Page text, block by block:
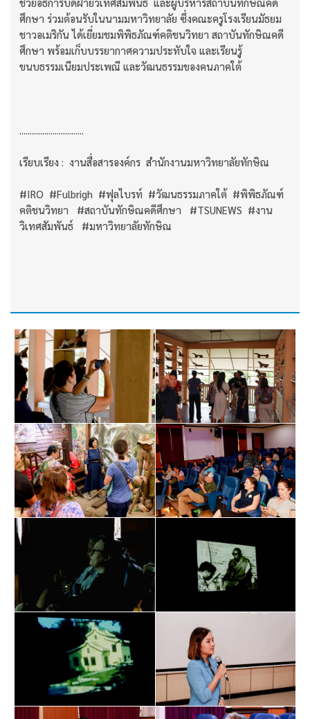
ช่วยอธิการบดีฝ่ายวิเทศสัมพันธ์ และผู้บริหารสถาบันทักษิณคดี
ศึกษา ร่วมต้อนรับในนามมหาวิทยาลัย ซึ่งคณะครูโรงเรียนมัธยม
ชาวอเมริกัน ได้เยี่ยมชมพิพิธภัณฑ์คติชนวิทยา สถาบันทักษิณคดี
ศึกษา พร้อมเก็บบรรยากาศความประทับใจ และเรียนรู้
ขนบธรรมเนียมประเพณี และวัฒนธรรมของคนภาคใต้
...............................
เรียบเรียง : งานสื่อสารองค์กร สำนักงานมหาวิทยาลัยทักษิณ
#IRO #Fulbrigh #ฟุลไบรท์ #วัฒนธรรมภาคใต้ #พิพิธภัณฑ์
คติชนวิทยา #สถาบันทักษิณคดีศึกษา #TSUNEWS #งาน
วิเทศสัมพันธ์ #มหาวิทยาลัยทักษิณ